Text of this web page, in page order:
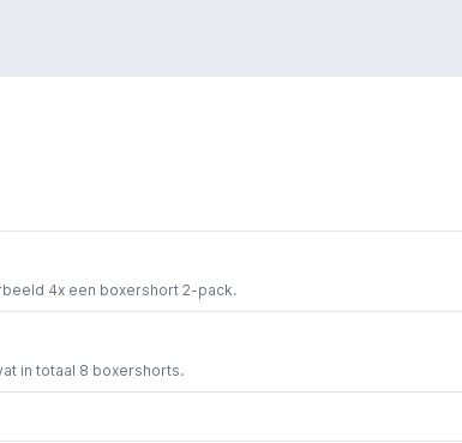
4x een boxershort 2-pack.
in totaal 8 boxershorts.